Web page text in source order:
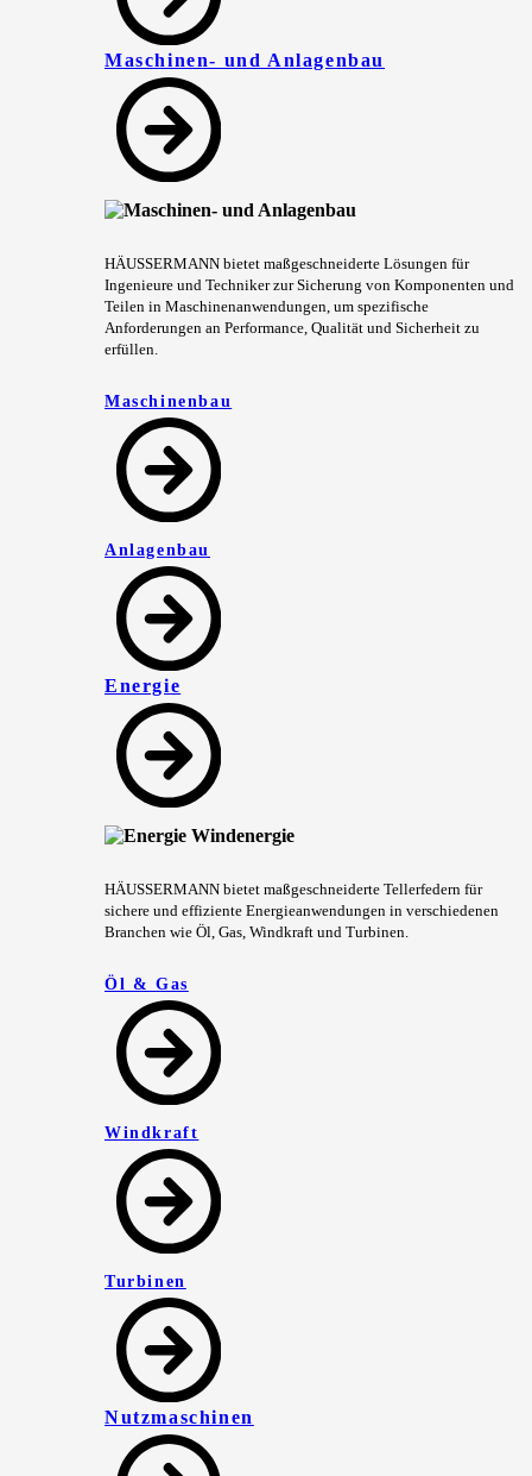
Maschinen- und Anlagenbau
HÄUSSERMANN bietet maßgeschneiderte Lösungen für
Ingenieure und Techniker zur Sicherung von Komponenten und
Teilen in Maschinenanwendungen, um spezifische
Anforderungen an Performance, Qualität und Sicherheit zu
erfüllen.
Maschinenbau
Anlagenbau
Energie
HÄUSSERMANN bietet maßgeschneiderte Tellerfedern für
sichere und effiziente Energieanwendungen in verschiedenen
Branchen wie Öl, Gas, Windkraft und Turbinen.
Öl & Gas
Windkraft
Turbinen
Nutzmaschinen